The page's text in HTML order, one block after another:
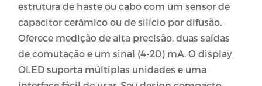
estrutura de haste ou cabo com um sensor de
capacitor cerâmico ou de silício por difusão.
Oferece medição de alta precisão, duas saídas
de comutação e um sinal (4-20) mA. O display
OLED suporta múltiplas unidades e uma